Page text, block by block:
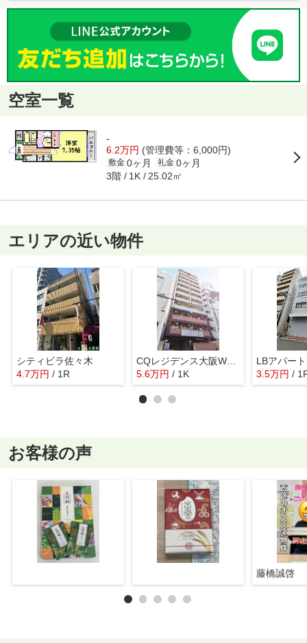
空室一覧
-
6.2万円 (管理費等：6,000円)
敷金 0ヶ月 礼金 0ヶ月
3階 1K 25.02㎡
エリアの近い物件
シティビラ佐々木
4.7万円 / 1R
CQレジデンス大阪WEST
5.6万円 / 1K
LBアパー
3.5万円 /
お客様の声
藤橋誠啓